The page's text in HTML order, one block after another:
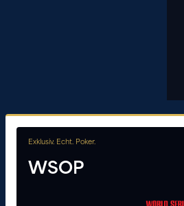
Exklusiv. Echt. Poker.
WSOP